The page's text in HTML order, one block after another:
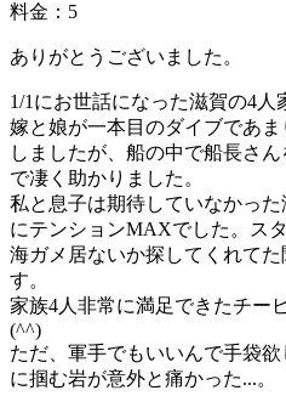
料金：5
ありがとうございました。
1/1にお世話になった滋賀の4人
嫁と娘が一本目のダイブであ
しましたが、船の中で船長さ
で凄く助かりました。
私と息子は期待していなかっ
にテンションMAXでした。ス
海ガメ居ないか探してくれて
す。
家族4人非常に満足できたチー
(^^)
ただ、軍手でもいいんで手袋
に掴む岩が意外と痛かった...。